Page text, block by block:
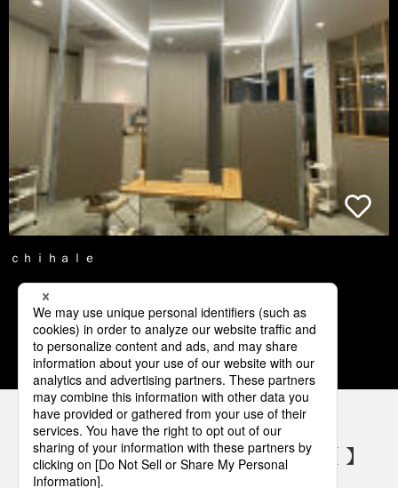
ｃｈｉｈａｌｅ
2 3 4 5 6
パナソニックの電気設備 SNSアカウント